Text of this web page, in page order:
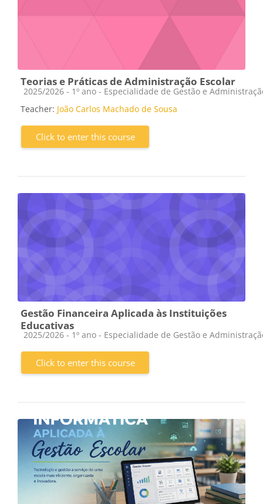
Teorias e Práticas de Administração Escolar
Course category
2025/2026 - 1º ano - Especialidade de Gestão e
Teacher: João Carlos Machado de Sousa
Click to enter this course
Gestão Financeira Aplicada às Instituições
Educativas
Course category
2025/2026 - 1º ano - Especialidade de Gestão e
Click to enter this course